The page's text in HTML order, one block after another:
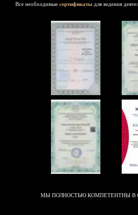
Все необходимые сертификаты для ведения
МЫ ПОЛНОСТЬЮ КОМПЕТЕНТНЫ В